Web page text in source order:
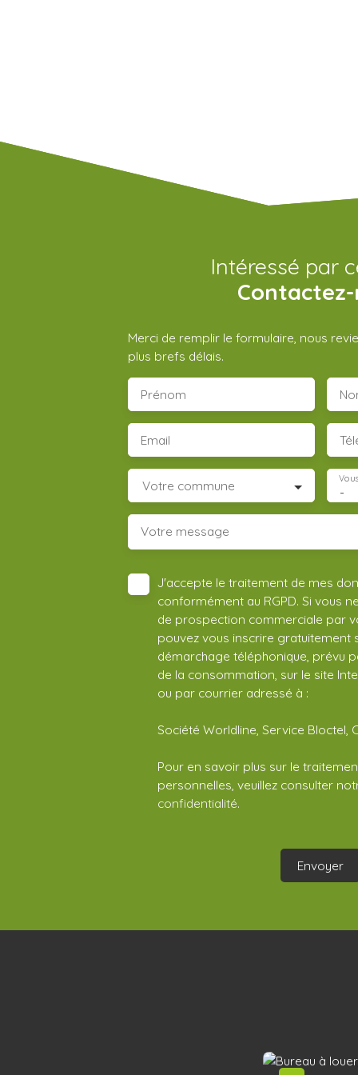
Intéressé par
Merci de remplir le formulaire, nous
plus brefs délais.
Prénom
Email
Votre commune -
Votre message
J'accepte le traitement de mes
conformément au RGPD. Si vous
de prospection commerciale par
pouvez vous inscrire gratuitement
démarchage téléphonique, prévu
de la consommation, sur le site
ou par courrier adressé à :
Société Worldline, Service Bloctel,
Pour en savoir plus sur le
personnelles, veuillez consulter
confidentialité.
Envoyer